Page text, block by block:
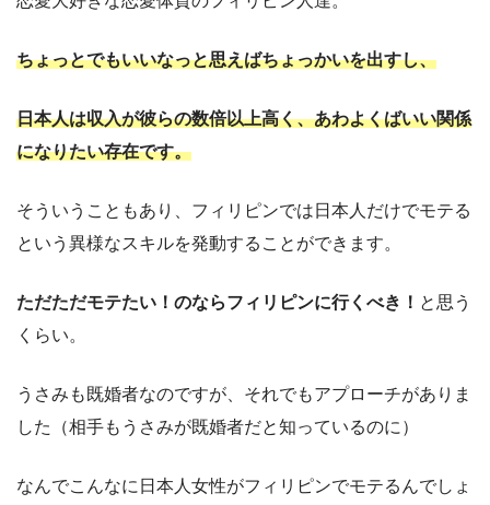
ちょっとでもいいなっと思えばちょっかいを出すし、
日本人は収入が彼らの数倍以上高く、あわよくばいい関係
になりたい存在です。
そういうこともあり、フィリピンでは日本人だけでモテる
という異様なスキルを発動することができます。
ただただモテたい！のならフィリピンに行くべき！ と思う
くらい。
うさみも既婚者なのですが、それでもアプローチがありま
した（相手もうさみが既婚者だと知っているのに）
なんでこんなに日本人女性がフィリピンでモテるんでしょ